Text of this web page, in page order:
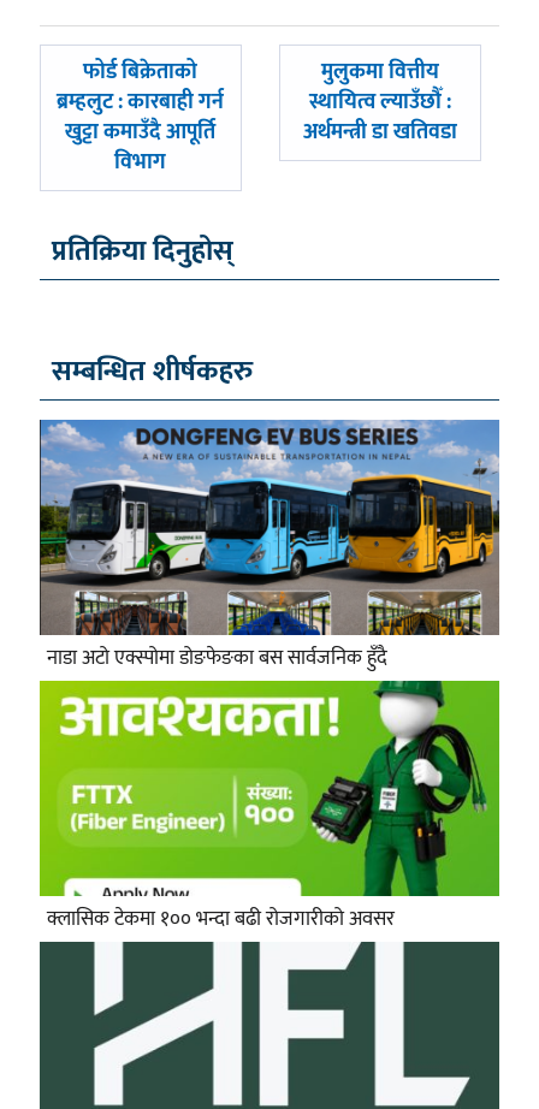
पछिल्लाे
-
फोर्ड बिक्रेताको
ब्रम्हलुट : कारबाही गर्न
खुट्टा कमाउँदै आपूर्ति
विभाग
अघिल्लाे
-
मुलुकमा वित्तीय
स्थायित्व ल्याउँछौँ :
अर्थमन्त्री डा खतिवडा
प्रतिक्रिया दिनुहोस्
सम्बन्धित शीर्षकहरु
नाडा अटो एक्स्पोमा डोङफेङका बस सार्वजनिक हुँदै
क्लासिक टेकमा १०० भन्दा बढी रोजगारीको अवसर